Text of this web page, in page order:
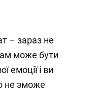
– зараз не
може бути
емоції і ви
не зможе